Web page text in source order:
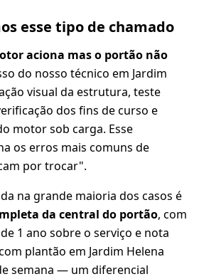
esse tipo de chamado
aciona mas o portão não
do nosso técnico em Jardim
visual da estrutura, teste
dos fins de curso e
motor sob carga. Esse
os erros mais comuns de
por trocar".
na grande maioria dos casos é
da central do portão, com
1 ano sobre o serviço e nota
plantão em Jardim Helena
semana — um diferencial